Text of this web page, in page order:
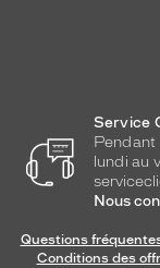
Service
Pendant
lundi au
Nous
Questions
Conditions des